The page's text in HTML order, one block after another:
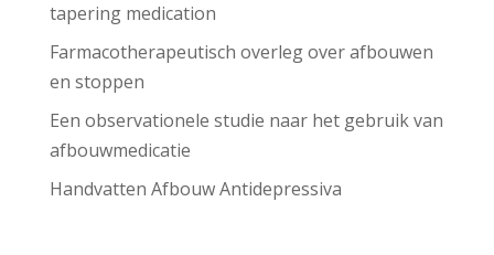
tapering medication
Farmacotherapeutisch overleg over afbouwen
en stoppen
Een observationele studie naar het gebruik van
afbouwmedicatie
Handvatten Afbouw Antidepressiva